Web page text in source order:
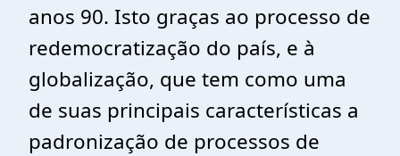
anos 90. Isto graças ao processo de
redemocratização do país, e à
globalização, que tem como uma
de suas principais características a
padronização de processos de